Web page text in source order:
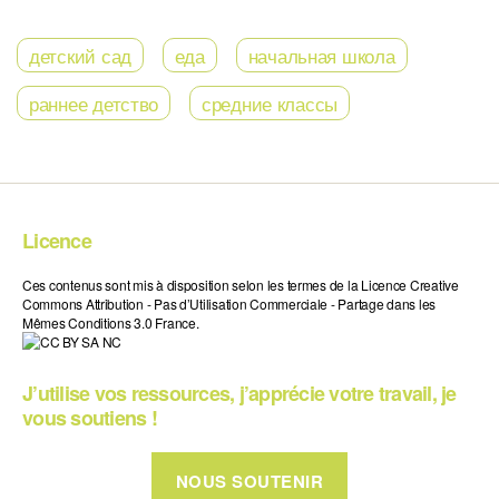
детский сад еда
начальная школа
раннее детство
средние классы
Licence
Ces contenus sont mis à disposition selon les termes de la Licence Creative
Commons Attribution - Pas d’Utilisation Commerciale - Partage dans les
Mêmes Conditions 3.0 France.
J’utilise vos ressources, j’apprécie votre travail, je
vous soutiens !
NOUS SOUTENIR